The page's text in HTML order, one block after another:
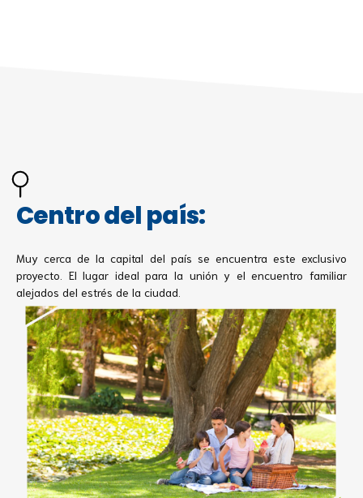
Centro del país:
Muy cerca de la capital del país se encuentra este exclusivo
proyecto. El lugar ideal para la unión y el encuentro familiar
alejados del estrés de la ciudad.